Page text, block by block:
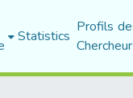
Statistics Profils